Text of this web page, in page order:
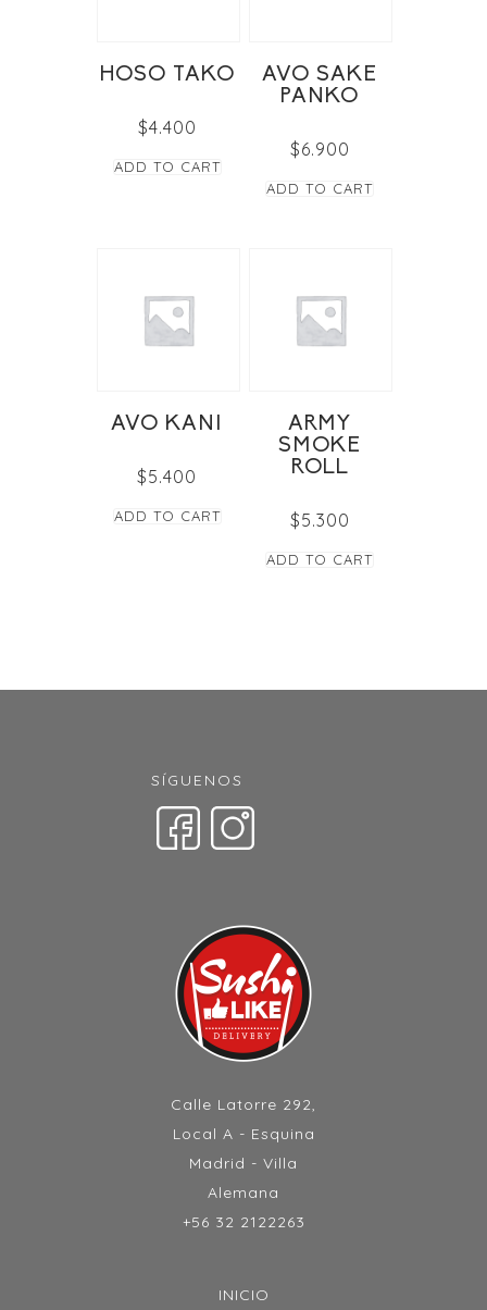
HOSO TAKO
$4.400
ADD TO CART
AVO SAKE
PANKO
$6.900
ADD TO CART
AVO KANI
$5.400
ADD TO CART
ARMY
SMOKE
ROLL
$5.300
ADD TO CART
SÍGUENOS
Calle Latorre 292,
Local A - Esquina
Madrid - Villa
Alemana
+56 32 2122263
INICIO